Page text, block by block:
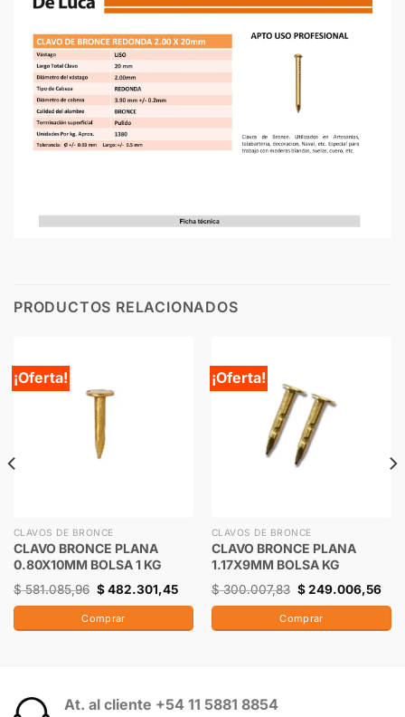
PRODUCTOS RELACIONADOS
¡Oferta!
CLAVOS DE BRONCE
CLAVO BRONCE PLANA
0.80X10MM BOLSA 1 KG
$581.085,96 $482.301,45
Comprar
¡Oferta!
CLAVOS DE BRONCE
CLAVO BRONCE PLANA
1.17X9MM BOLSA KG
$300.007,83 $249.006,56
Comprar
At. al cliente +54 11 5881 8854